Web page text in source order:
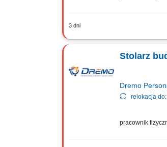
3 dni
Obowiązki:
Stolarz
Dremo
relokacja do:
pracownik